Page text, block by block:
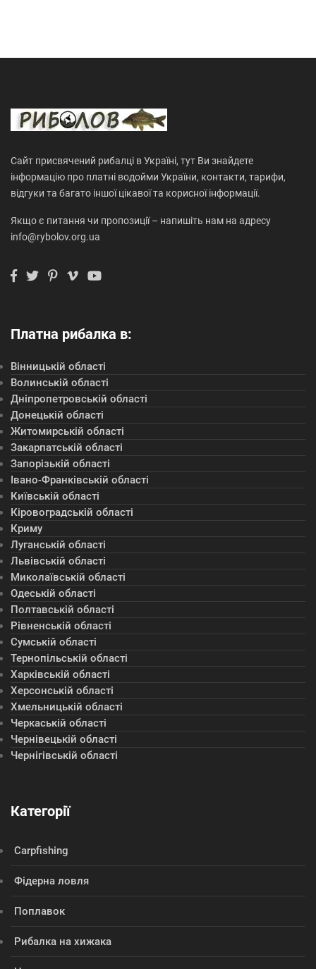
Сайт присвячений рибалці в Україні, тут Ви знайдете
інформацію про платні водойми України, контакти, тарифи,
відгуки та багато іншої цікавої та корисної інформації.
Якщо є питання чи пропозиції – напишіть нам на адресу
info@rybolov.org.ua
Платна рибалка в:
Вінницькій області
Волинській області
Дніпропетровській області
Донецькій області
Житомирській області
Закарпатській області
Запорізькій області
Івано-Франківській області
Київській області
Кіровоградській області
Криму
Луганській області
Львівській області
Миколаївській області
Одеській області
Полтавській області
Рівненській області
Сумській області
Тернопільській області
Харківській області
Херсонській області
Хмельницькій області
Черкаській області
Чернівецькій області
Чернігівській області
Категорії
Сarpfishing
Фідерна ловля
Поплавок
Рибалка на хижака